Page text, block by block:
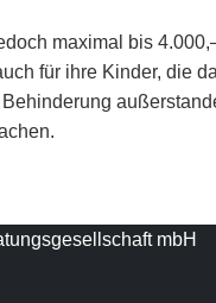
maximal bis
für ihre Kinder, die
mbH